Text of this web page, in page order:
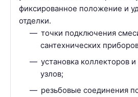
фиксированное положение и
отделки.
точки подключения
сантехнических
установка коллекторов
узлов;
резьбовые соединения